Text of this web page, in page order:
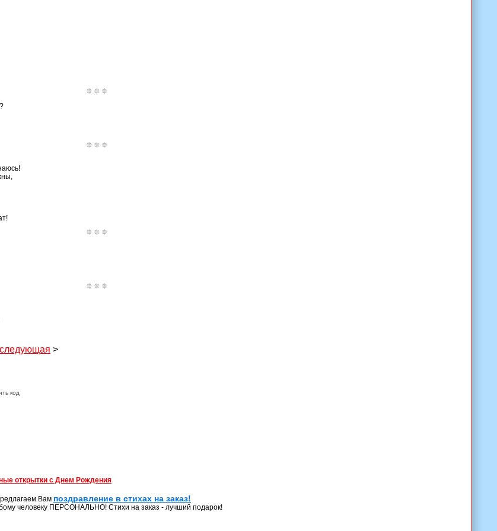
следующая >
код
открытки с Днем Рождения
Вам поздравление в стихах на заказ!
человеку ПЕРСОНАЛЬНО! Стихи на заказ - лучший подарок!